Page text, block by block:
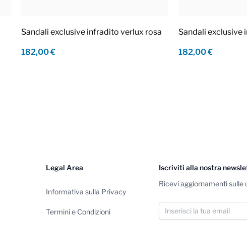
Sandali exclusive infradito verlux rosa
182,00 €
Sandali exclusive
182,00 €
Legal Area
Informativa sulla Privacy
Termini e Condizioni
Iscriviti alla nostra
Ricevi aggiornamenti sulle
Indirizzo email